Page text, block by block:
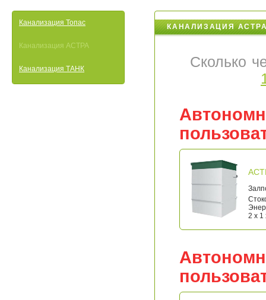
Канализация Топас
Канализация АСТРА
Канализация ТАНК
КАНАЛИЗАЦИЯ
Сколько
2 x 1